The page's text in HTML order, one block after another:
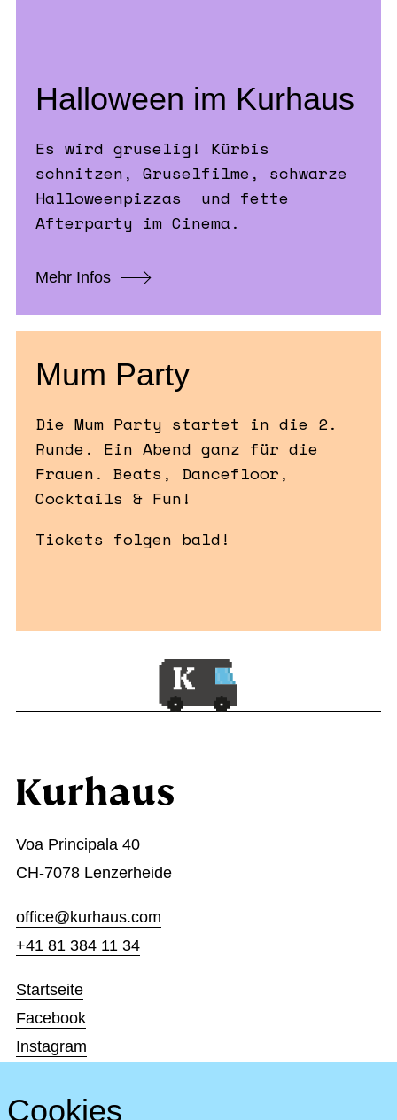
Mum Party
Die Mum Party startet in die 2.
Runde. Ein Abend ganz für die
Frauen. Beats, Dancefloor,
Cocktails & Fun!
Tickets folgen bald!
Halloween im Kurhaus
Es wird gruselig! Kürbis
schnitzen, Gruselfilme, schwarze
Halloweenpizzas und fette
Afterparty im Cinema.
Mehr Infos
Voa Principala 40
CH-7078 Lenzerheide
office@kurhaus.com
+41 81 384 11 34
Startseite
Facebook
Instagram
Cookies